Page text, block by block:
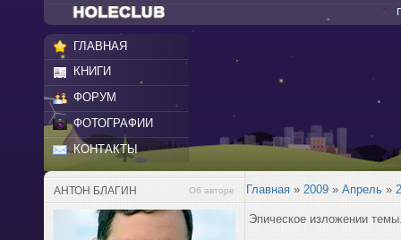
ГЛАВНАЯ
КНИГИ
ФОРУМ
ФОТОГРАФИИ
КОНТАКТЫ
АНТОН БЛАГИН Об авторе Главная » 2009 » Апрель »
Эпическое изложении